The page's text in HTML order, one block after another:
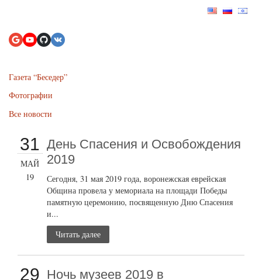
Газета “Беседер”
Фотографии
Все новости
31
МАЙ
19
День Спасения и Освобождения
2019
Сегодня, 31 мая 2019 года, воронежская еврейская
Община провела у мемориала на площади Победы
памятную церемонию, посвященную Дню Спасения
и...
Читать далее
29 Ночь музеев 2019 в